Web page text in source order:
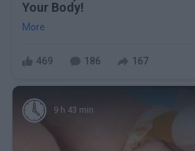
Your Body!
More
469 186 167
9 h 43 min